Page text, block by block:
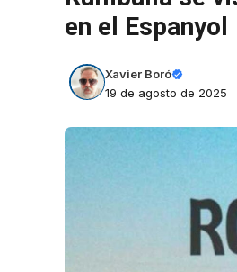
en el Espanyol
Xavier Boró
19 de agosto de 2025